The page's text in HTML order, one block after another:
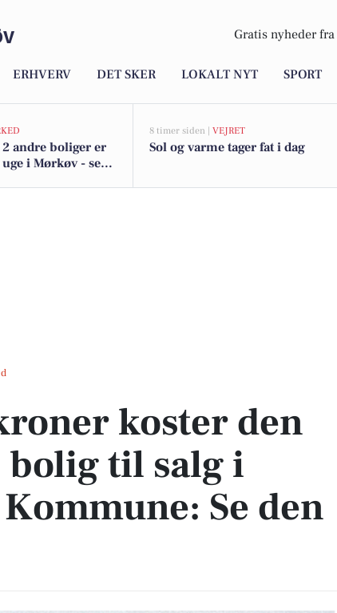
Gratis nyheder fra
ERHVERV DET SKER LOKALT NYT SPORT
andre boliger er
i Mørkøv - se
8 timer siden | VEJRET
Sol og varme tager fat i dag
billigste bolig til salg i Holbæk Kommune: Se den her
koster den
til salg i
Se den